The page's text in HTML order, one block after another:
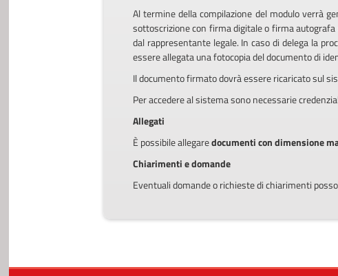
Al termine della compilazione del modulo verrà
sottoscrizione con firma digitale o firma
dal rappresentante legale. In caso di delega la
essere allegata una fotocopia del documento di
Il documento firmato dovrà essere ricaricato sul
Per accedere al sistema sono necessarie
Allegati
È possibile allegaredocumenti con dimensione
Chiarimenti e domande
Eventuali domande o richieste di chiarimenti